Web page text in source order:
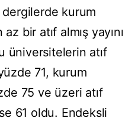
kurum
bir atıf almış yayını
üniversitelerin atıf
71, kurum
75 ve üzeri atıf
61 oldu. Endeksli